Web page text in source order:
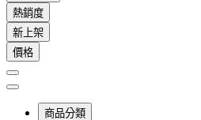
熱銷度
新上架
價格
商品分類